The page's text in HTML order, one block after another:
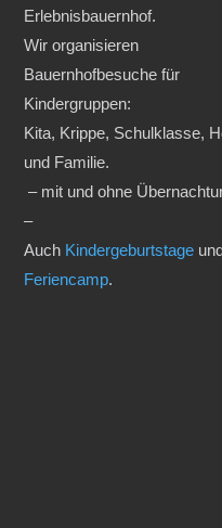
Erlebnisbauernhof.
Wir organisieren
Bauernhofbesuche für
Kindergruppen:
Kita, Krippe, Schulklasse,
und Familie.
– mit und ohne
–
Auch Kindergeburtstage
Feriencamp.